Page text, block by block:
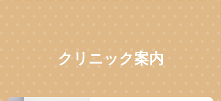
クリニック案内